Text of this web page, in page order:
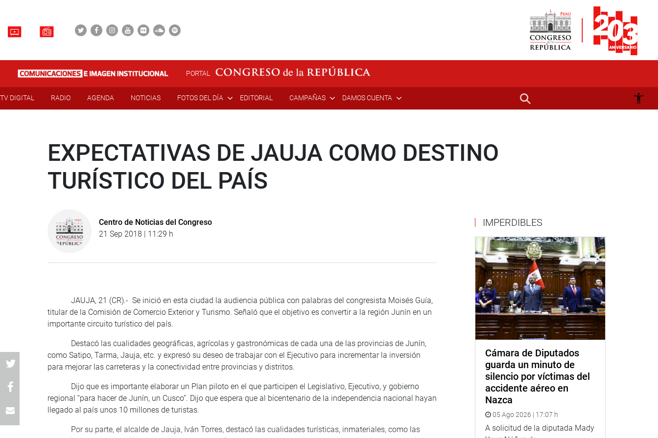
PORTAL
TV DIGITAL RADIO AGENDA NOTICIAS FOTOS DEL DÍA EDITORIAL CAMPAÑAS DAMOS CUENTA
EXPECTATIVAS DE JAUJA COMO DESTINO
TURÍSTICO DEL PAÍS
Centro de Noticias del Congreso
21 Sep 2018 | 11:29 h
JAUJA, 21 (CR).- Se inició en esta ciudad la audiencia pública con palabras del congresista Moisés Guía,
titular de la Comisión de Comercio Exterior y Turismo. Señaló que el objetivo es convertir a la región Junín en un
importante circuito turístico del país.
Destacó las cualidades geográficas, agrícolas y gastronómicas de cada una de las provincias de Junín,
como Satipo, Tarma, Jauja, etc. y expresó su deseo de trabajar con el Ejecutivo para incrementar la inversión
para mejorar las carreteras y la conectividad entre provincias y distritos.
Dijo que es importante elaborar un Plan piloto en el que participen el Legislativo, Ejecutivo, y gobierno
regional “para hacer de Junín, un Cusco”. Dijo que espera que al bicentenario de la independencia nacional hayan
llegado al país unos 10 millones de turistas.
Por su parte, el alcalde de Jauja, Iván Torres, destacó las cualidades turísticas, inmateriales, como las
IMPERDIBLES
Cámara de Diputados
guarda un minuto de
silencio por víctimas del
accidente aéreo en
Nazca
05 Ago 2026 | 17:07 h
A solicitud de la diputada Mady